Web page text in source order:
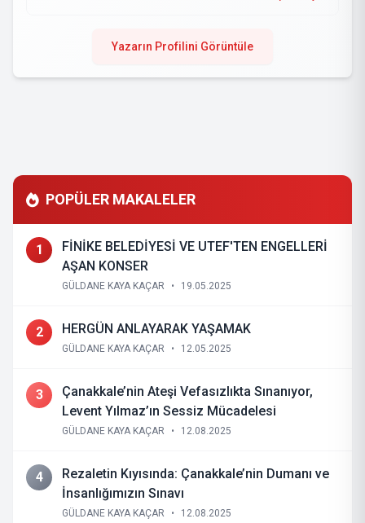
Yazarın Profilini Görüntüle
POPÜLER MAKALELER
1
FİNİKE BELEDİYESİ VE UTEF'TEN ENGELLERİ
AŞAN KONSER
GÜLDANE KAYA KAÇAR • 19.05.2025
2 HERGÜN ANLAYARAK YAŞAMAK
GÜLDANE KAYA KAÇAR • 12.05.2025
3
Çanakkale’nin Ateşi Vefasızlıkta Sınanıyor,
Levent Yılmaz’ın Sessiz Mücadelesi
GÜLDANE KAYA KAÇAR • 12.08.2025
4
Rezaletin Kıyısında: Çanakkale’nin Dumanı ve
İnsanlığımızın Sınavı
GÜLDANE KAYA KAÇAR • 12.08.2025